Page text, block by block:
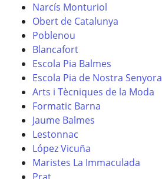
Narcís Monturiol
Obert de Catalunya
Poblenou
Blancafort
Escola Pia Balmes
Escola Pia de Nostra Senyora
Arts i Tècniques de la Moda
Formatic Barna
Jaume Balmes
Lestonnac
López Vicuña
Maristes La Immaculada